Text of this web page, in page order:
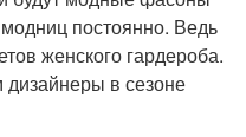
постоянно. Ведь
женского гардероба.
в сезоне